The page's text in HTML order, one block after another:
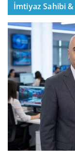
İmtiyaz Sahibi